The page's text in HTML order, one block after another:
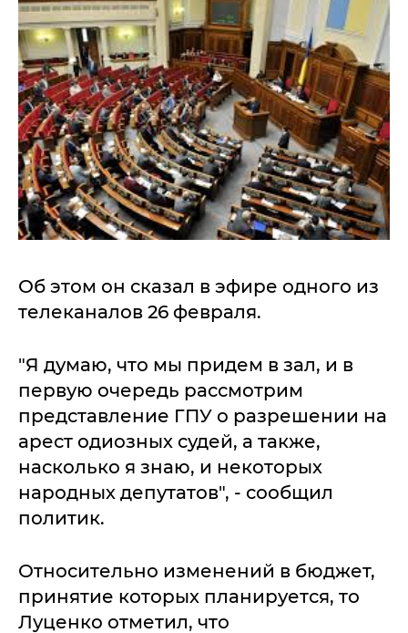
Об этом он сказал в эфире одного из
телеканалов 26 февраля.
"Я думаю, что мы придем в зал, и в
первую очередь рассмотрим
представление ГПУ о разрешении на
арест одиозных судей, а также,
насколько я знаю, и некоторых
народных депутатов", - сообщил
политик.
Относительно изменений в бюджет,
принятие которых планируется, то
Луценко отметил, что